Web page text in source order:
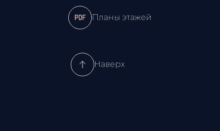
Планы этажей
Наверх